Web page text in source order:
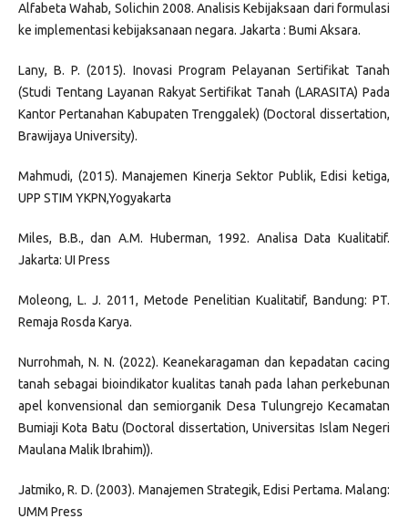
Alfabeta Wahab, Solichin 2008. Analisis Kebijaksaan dari formulasi
ke implementasi kebijaksanaan negara. Jakarta : Bumi Aksara.
Lany, B. P. (2015). Inovasi Program Pelayanan Sertifikat Tanah
(Studi Tentang Layanan Rakyat Sertifikat Tanah (LARASITA) Pada
Kantor Pertanahan Kabupaten Trenggalek) (Doctoral dissertation,
Brawijaya University).
Mahmudi, (2015). Manajemen Kinerja Sektor Publik, Edisi ketiga,
UPP STIM YKPN,Yogyakarta
Miles, B.B., dan A.M. Huberman, 1992. Analisa Data Kualitatif.
Jakarta: UI Press
Moleong, L. J. 2011, Metode Penelitian Kualitatif, Bandung: PT.
Remaja Rosda Karya.
Nurrohmah, N. N. (2022). Keanekaragaman dan kepadatan cacing
tanah sebagai bioindikator kualitas tanah pada lahan perkebunan
apel konvensional dan semiorganik Desa Tulungrejo Kecamatan
Bumiaji Kota Batu (Doctoral dissertation, Universitas Islam Negeri
Maulana Malik Ibrahim)).
Jatmiko, R. D. (2003). Manajemen Strategik, Edisi Pertama. Malang:
UMM Press